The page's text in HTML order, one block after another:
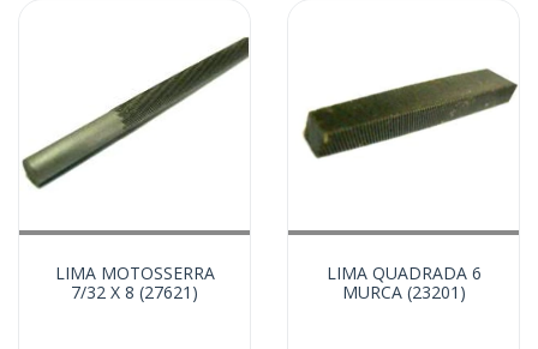
LIMA MOTOSSERRA
7/32 X 8 (27621)
LIMA QUADRADA 6
MURCA (23201)